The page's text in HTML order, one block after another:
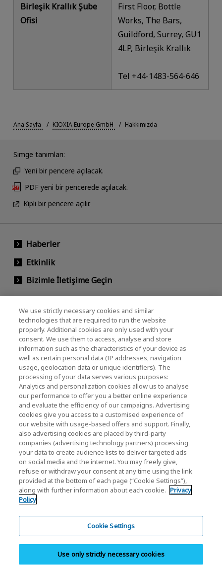
Birleşik Krallık Şube
Ofisi
First Floor, Bottle
Works, The Bars,
Guildford, Surrey, GU1
4LP, Birleşik Krallık
Tel +44-1483-564-646
Ana Sayfa KIOXIA Europe GmbH Hakkımızda
Simge tanımları:
Yeni bir pencere açılacak.
PDF yeni bir pencerede açılacak.
Kipli bir pencere açılır.
Haberler
Etkinlik
Bizimle İletişime Geçin
KIOXIA Holdings Corporation (Kurumsal /
Yatırımcı İlişkileri)
KIOXIA Holdings Corporation Home
Yatırımcı İlişkileri
Gizlilik Politikası
Cookie Settings
Hüküm ve Koşullar
Ticari Markalar
We use strictly necessary cookies and similar
technologies that are required to run the website
properly. Additional cookies are only used with your
consent. We use them to access, analyse and store
information such as the characteristics of your device as
well as certain personal data (IP addresses, navigation
usage, geolocation data or unique identifiers). The
processing of your data serves various purposes:
Analytics and personalization cookies allow us to analyse
our performance to offer you a better online experience
and evaluate the efficiency of our campaigns. Advertising
cookies give you access to a customised experience of
our website with usage-based offers and support. Finally,
also advertising cookies are placed by third-party
companies (advertising technology partners) processing
your data to create audience lists to deliver targeted ads
on social media and the internet. You may freely give,
refuse or withdraw your consent at any time using the link
provided at the bottom of each page (“Cookie Settings”),
along with further information about each cookie. Privacy
Policy
Cookie Settings
Use only strictly necessary cookies